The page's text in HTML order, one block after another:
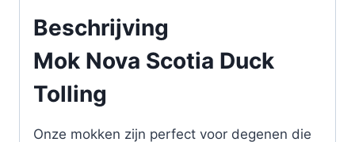
Beschrijving
Mok Nova Scotia Duck
Tolling
Onze mokken zijn perfect voor degenen die